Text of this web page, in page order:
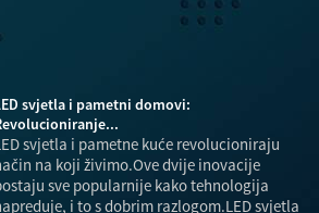
svjetla i pametni domovi:
svjetla i pametne kuće revolucioniraju
na koji živimo.Ove dvije inovacije
sve popularnije kako tehnologija
i to s dobrim razlogom.LED svjetla